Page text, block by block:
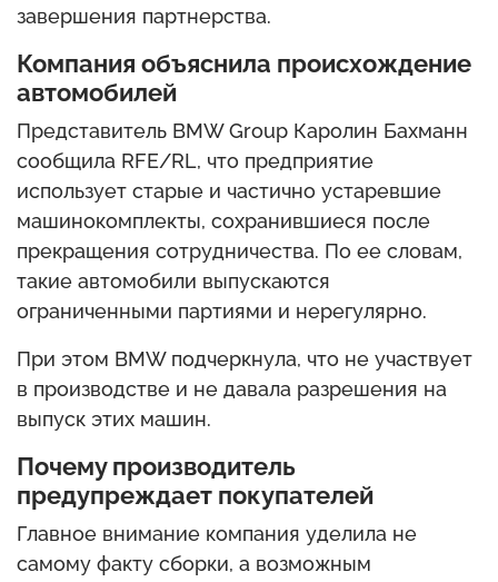
завершения партнерства.
Компания объяснила происхождение
автомобилей
Представитель BMW Group Каролин Бахманн
сообщила RFE/RL, что предприятие
использует старые и частично устаревшие
машинокомплекты, сохранившиеся после
прекращения сотрудничества. По ее словам,
такие автомобили выпускаются
ограниченными партиями и нерегулярно.
При этом BMW подчеркнула, что не участвует
в производстве и не давала разрешения на
выпуск этих машин.
Почему производитель
предупреждает покупателей
Главное внимание компания уделила не
самому факту сборки, а возможным